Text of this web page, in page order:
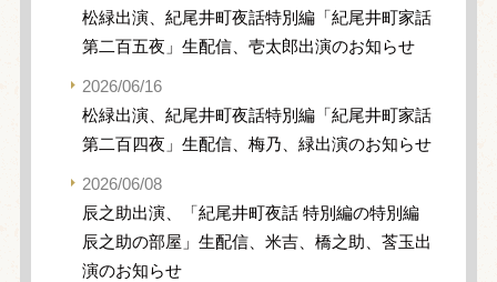
松緑出演、紀尾井町夜話特別編「紀尾井町家話
第二百五夜」生配信、壱太郎出演のお知らせ
2026/06/16
松緑出演、紀尾井町夜話特別編「紀尾井町家話
第二百四夜」生配信、梅乃、緑出演のお知らせ
2026/06/08
辰之助出演、「紀尾井町夜話 特別編の特別編
辰之助の部屋」生配信、米吉、橋之助、莟玉出
演のお知らせ